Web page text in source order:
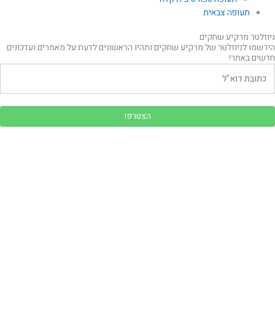
תעופה צבאית
ניוזלטר מרקיע שחקים
הירשמו לניוזלטר של מרקיע שחקים ותהיו הראשונים לדעת על מאמרים ועדכונים
חדשים באתר!